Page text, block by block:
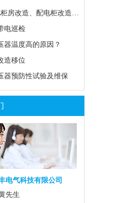
5月配电柜房改造、配电柜改造、市发电转换柜、电力抢修的日常
电巡检
器温度高的原因？
造移位
器预防性试验及维保
电气科技有限公司
先生